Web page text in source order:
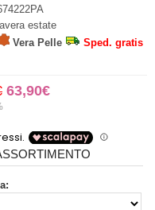
estate
Vera Pelle Sped. gratis
63,90€